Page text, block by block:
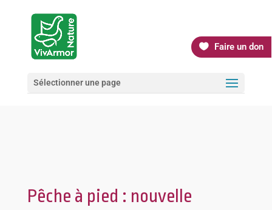
Faire un don
Sélectionner une page
Pêche à pied : nouvelle